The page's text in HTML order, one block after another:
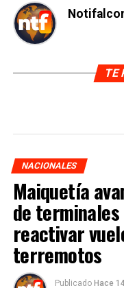
TE
NACIONALES
Maiquetía
de
reactivar
terremotos
Publicado Hace